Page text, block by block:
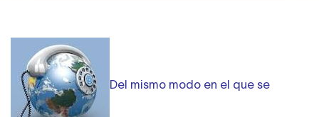
Del mismo modo en el que se